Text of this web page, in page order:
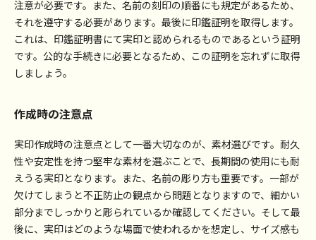
注意が必要です。また、名前の刻印の順番にも規定があるため、
それを遵守する必要があります。最後に印鑑証明を取得します。
これは、印鑑証明書にて実印と認められるものであるという証明
です。公的な手続きに必要となるため、この証明を忘れずに取得
しましょう。
作成時の注意点
実印作成時の注意点として一番大切なのが、素材選びです。耐久
性や安定性を持つ堅牢な素材を選ぶことで、長期間の使用にも耐
えうる実印となります。また、名前の彫り方も重要です。一部が
欠けてしまうと不正防止の観点から問題となりますので、細かい
部分までしっかりと彫られているか確認してください。そして最
後に、実印はどのような場面で使われるかを想定し、サイズ感も